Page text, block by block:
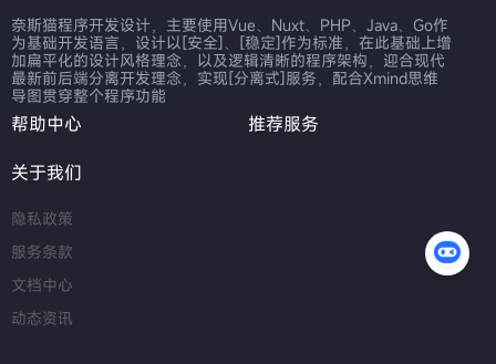
奈斯猫程序开发设计，主要使用Vue、Nuxt、PHP、Java、Go作
为基础开发语言，设计以[安全]、[稳定]作为标准，在此基础上增
加扁平化的设计风格理念，以及逻辑清晰的程序架构，迎合现代
最新前后端分离开发理念，实现[分离式]服务，配合Xmind思维
导图贯穿整个程序功能
帮助中心
推荐服务
关于我们
隐私政策
服务条款
文档中心
动态资讯